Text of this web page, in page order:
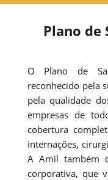
Plano de
O Plano de
reconhecido pela
pela qualidade
empresas de
cobertura
internações,
A Amil também
corporativa, que